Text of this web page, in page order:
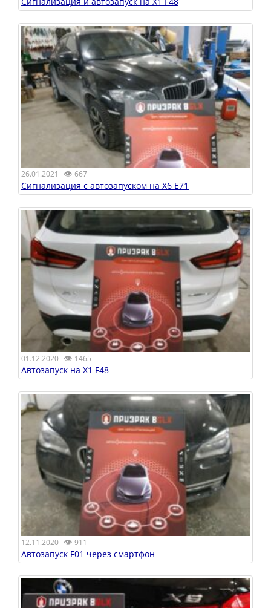
26.01.2021 👁 667
Сигнализация с автозапуском на X6 E71
01.12.2020 👁 1465
Автозапуск на X1 F48
12.11.2020 👁 911
Автозапуск F01 через смартфон